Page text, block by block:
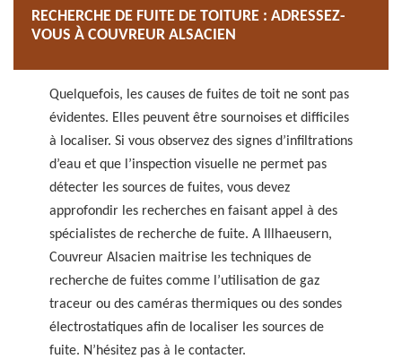
RECHERCHE DE FUITE DE TOITURE : ADRESSEZ-
VOUS À COUVREUR ALSACIEN
Quelquefois, les causes de fuites de toit ne sont pas
évidentes. Elles peuvent être sournoises et difficiles
à localiser. Si vous observez des signes d’infiltrations
d’eau et que l’inspection visuelle ne permet pas
détecter les sources de fuites, vous devez
approfondir les recherches en faisant appel à des
spécialistes de recherche de fuite. A Illhaeusern,
Couvreur Alsacien maitrise les techniques de
recherche de fuites comme l’utilisation de gaz
traceur ou des caméras thermiques ou des sondes
électrostatiques afin de localiser les sources de
fuite. N’hésitez pas à le contacter.